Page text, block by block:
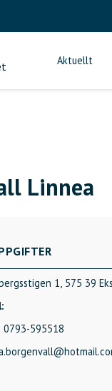
Aktuellt
Linnea
1, 575 39
0793-595518